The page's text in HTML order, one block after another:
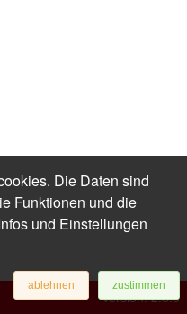
Version: 2.5.0
Die Daten sind
Funktionen und die
und Einstellungen
ablehnen zustimmen